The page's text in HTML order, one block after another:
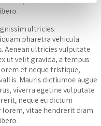
ultricies.
pharetra vehicula
Aenean ultricies vulputate
ut velit gravida, a tempus
et neque tristique,
Mauris dictiumoe augue
viverra egetine vulputate
neque eu dictum
lorem, vitae hendrerit diam